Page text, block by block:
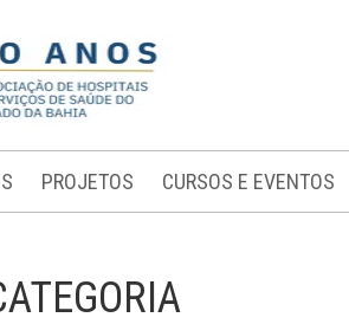
PROJETOS CURSOS E EVENTOS